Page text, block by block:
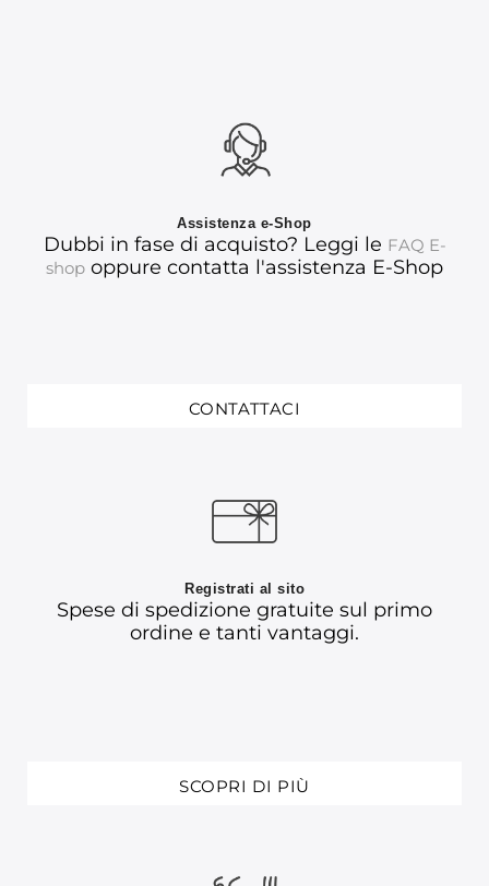
Assistenza e-Shop
Dubbi in fase di acquisto? Leggi le FAQ E-
shop oppure contatta l'assistenza E-Shop
CONTATTACI
Registrati al sito
Spese di spedizione gratuite sul primo
ordine e tanti vantaggi.
SCOPRI DI PIÙ